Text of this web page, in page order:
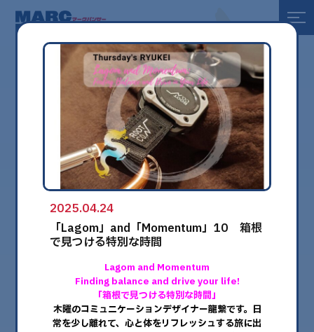
全て
健康
美容
環境
globe
2025.04.24
「Lagom」and「Momentum」10 箱根
で見つける特別な時間
Lagom and Momentum
Finding balance and drive your life!
「箱根で見つける特別な時間」
木曜のコミュニケーションデザイナー龍繋です。日
常を少し離れて、心と体をリフレッシュする旅に出